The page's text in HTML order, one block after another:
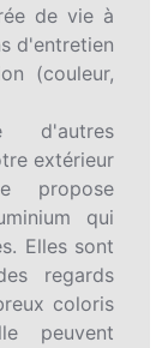
de vie à
d'entretien
(couleur,
d'autres
extérieur
propose
qui
Elles sont
regards
coloris
peuvent